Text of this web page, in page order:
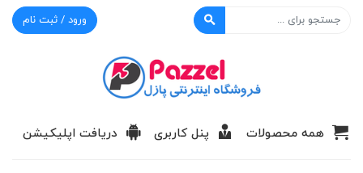
ورود / ثبت نام
همه محصولات پنل کاربری دریافت اپلیکیشن